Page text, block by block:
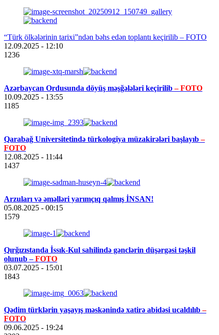
“Türk ölkələrinin tarixi”ndən bəhs edən toplantı keçirilib – FOTO
12.09.2025 - 12:10
1236
Azərbaycan Ordusunda döyüş məşğələləri keçirilib– FOTO
10.09.2025 - 13:55
1185
Qarabağ Universitetində türkologiya müzakirələri başlayıb–
FOTO
12.08.2025 - 11:44
1437
Arzuları və əməlləri yarımçıq qalmış İNSAN!
05.08.2025 - 00:15
1579
Qırğızıstanda İssık-Kul sahilində gənclərin düşərgəsi təşkil
olunub –FOTO
03.07.2025 - 15:01
1843
Qədim türklərin yaşayış məskənində xatirə abidəsi ucaldılıb–
FOTO
09.06.2025 - 19:24